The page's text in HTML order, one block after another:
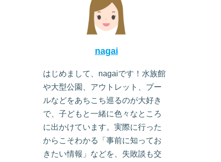
nagai
はじめまして、nagaiです！水族館
や大型公園、アウトレット、プー
ルなどをあちこち巡るのが大好き
で、子どもと一緒に色々なところ
に出かけています。実際に行った
からこそわかる「事前に知ってお
きたい情報」などを、失敗談も交